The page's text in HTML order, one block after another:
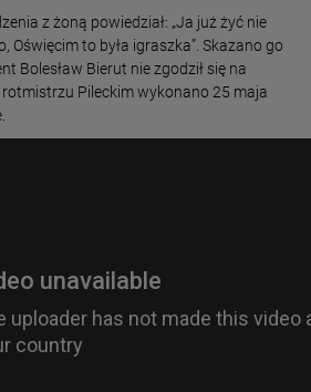
z żoną powiedział: „Ja już żyć nie
Oświęcim to była igraszka”. Skazano go
Bolesław Bierut nie zgodził się na
rotmistrzu Pileckim wykonano 25 maja